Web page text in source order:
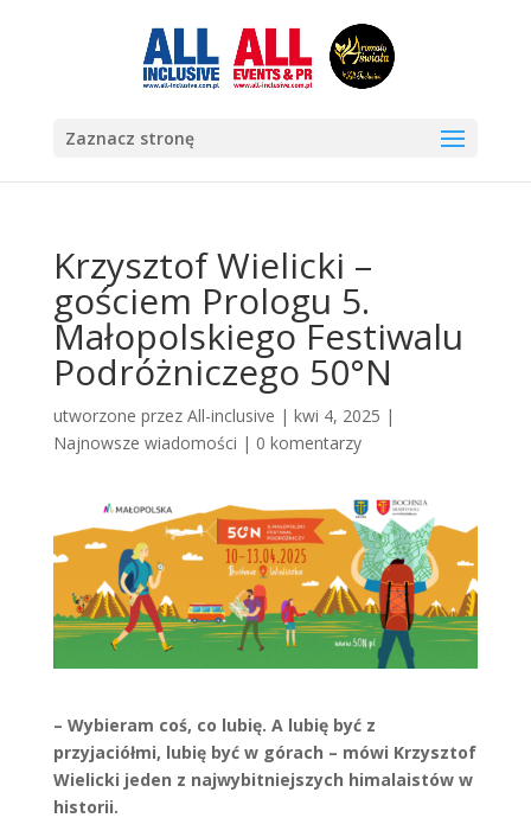
Zaznacz stronę
Krzysztof Wielicki –
gościem Prologu 5.
Małopolskiego Festiwalu
Podróżniczego 50°N
utworzone przez All-inclusive | kwi 4, 2025 |
Najnowsze wiadomości | 0 komentarzy
– Wybieram coś, co lubię. A lubię być z
przyjaciółmi, lubię być w górach – mówi Krzysztof
Wielicki jeden z najwybitniejszych himalaistów w
historii.